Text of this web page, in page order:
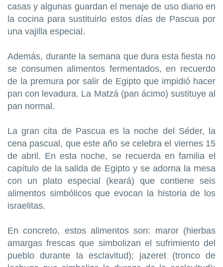
casas y algunas guardan el menaje de uso diario en
la cocina para sustituirlo estos días de Pascua por
una vajilla especial.
Además, durante la semana que dura esta fiesta no
se consumen alimentos fermentados, en recuerdo
de la premura por salir de Egipto que impidió hacer
pan con levadura. La Matzá (pan ácimo) sustituye al
pan normal.
La gran cita de Pascua es la noche del Séder, la
cena pascual, que este año se celebra el viernes 15
de abril. En esta noche, se recuerda en familia el
capítulo de la salida de Egipto y se adorna la mesa
con un plato especial (keará) que contiene seis
alimentos simbólicos que evocan la historia de los
israelitas.
En concreto, estos alimentos son: maror (hierbas
amargas frescas que simbolizan el sufrimiento del
pueblo durante la esclavitud); jazeret (tronco de